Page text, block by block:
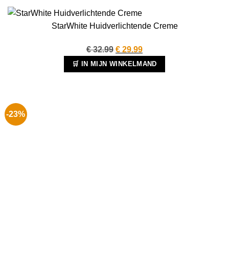
StarWhite Huidverlichtende Creme
€32.99 Oorspronkelijke
prijs
was:
€ 29.99Huidige
prijs
is:
🛒 IN MIJN WINKELMAND
-23%